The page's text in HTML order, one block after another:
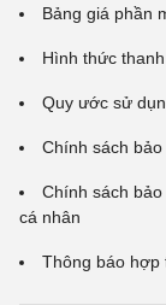
Bảng giá phần
Hình thức
Quy ước sử
Chính sách bảo
Chính sách
cá nhân
Thông báo hợp